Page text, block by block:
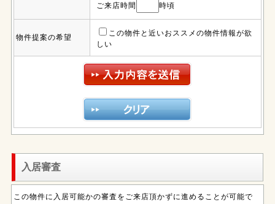
ご来店時間
時頃
物件提案の希望
この物件と近いおススメの物件情報が欲
しい
入居審査
この物件に入居可能かの審査をご来店頂かずに進めることが可能で